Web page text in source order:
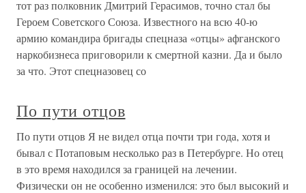
тот раз полковник Дмитрий Герасимов, точно стал бы
Героем Советского Союза. Известного на всю 40-ю
армию командира бригады спецназа «отцы» афганского
наркобизнеса приговорили к смертной казни. Да и было
за что. Этот спецназовец со
По пути отцов
По пути отцов Я не видел отца почти три года, хотя и
бывал с Потаповым несколько раз в Петербурге. Но отец
в это время находился за границей на лечении.
Физически он не особенно изменился: это был высокий и